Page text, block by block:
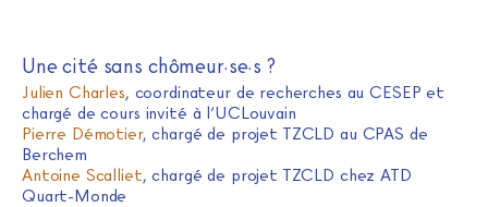
Une cité sans chômeur·se·s ?
Julien Charles, coordinateur de recherches au CESEP et
chargé de cours invité à l’UCLouvain
Pierre Démotier, chargé de projet TZCLD au CPAS de
Berchem
Antoine Scalliet, chargé de projet TZCLD chez ATD
Quart-Monde